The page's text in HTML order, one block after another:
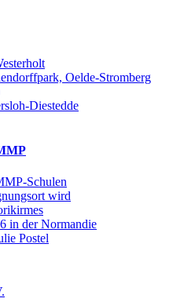
Oelde-Stromberg
Diestedde
Schulen
wird
in der Normandie
Postel